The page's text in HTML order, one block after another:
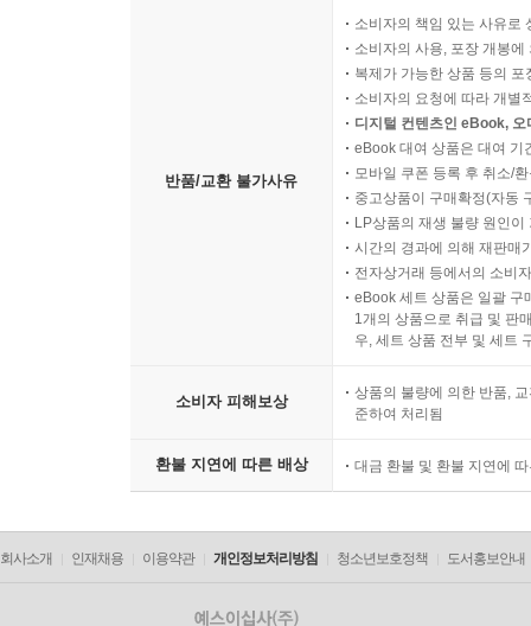
반품/교환 불가사유
소비자의 책임 있는 사유로
소비자의 사용, 포장 개봉
복제가 가능한 상품 등의
소비자의 요청에 따라 개별
디지털 컨텐츠인 eBook,
eBook 대여 상품은 대여 기
모바일 쿠폰 등록 후 취소/
중고상품이 구매확정(자동
LP상품의 재생 불량 원인
시간의 경과에 의해 재판매
전자상거래 등에서의 소비
eBook 세트 상품은 일괄 구
1개의 상품으로 취급 및 판
우, 세트 상품 전부 및 세트
소비자 피해보상
상품의 불량에 의한 반품,
준하여 처리됨
환불 지연에 따른 배상 대금 환불 및 환불 지연에
회사소개 인재채용 이용약관 개인정보처리방침 청소년보호정책 도서홍보안내